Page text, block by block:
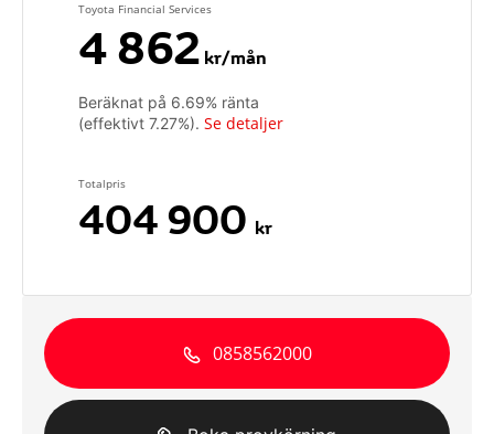
Toyota Financial Services
4 862 kr/mån
Beräknat på 6.69% ränta
(effektivt 7.27%). Se detaljer
Totalpris
404 900 kr
0858562000